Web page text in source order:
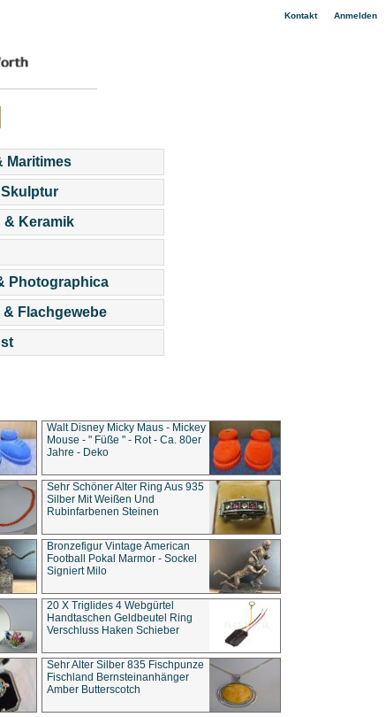
Kontakt| Anmelden
Maritimes
& Keramik
Photographica
Flachgewebe
Walt Disney Micky Maus - Mickey
Mouse - " Füße " - Rot - Ca. 80er
Jahre - Deko
Sehr Schöner Alter Ring Aus 935
Silber Mit Weißen Und
Rubinfarbenen Steinen
Bronzefigur Vintage American
Football Pokal Marmor - Sockel
Signiert Milo
20 X Triglides 4 Webgürtel
Handtaschen Geldbeutel Ring
Verschluss Haken Schieber
Sehr Alter Silber 835 Fischpunze
Fischland Bernsteinanhänger
Amber Butterscotch